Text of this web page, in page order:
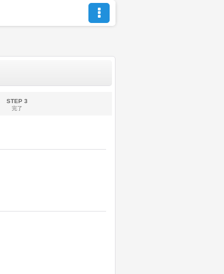
STEP 3
完了